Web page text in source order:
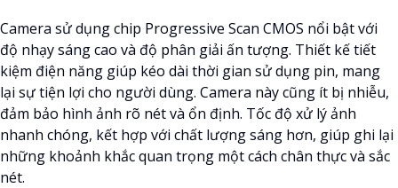
mọi lúc mọi nơi thông qua ứng dụng di động.
Camera sử dụng chip Progressive Scan CMOS nổi bật với
độ nhạy sáng cao và độ phân giải ấn tượng. Thiết kế tiết
kiệm điện năng giúp kéo dài thời gian sử dụng pin, mang
lại sự tiện lợi cho người dùng. Camera này cũng ít bị nhiễu,
đảm bảo hình ảnh rõ nét và ổn định. Tốc độ xử lý ảnh
nhanh chóng, kết hợp với chất lượng sáng hơn, giúp ghi lại
những khoảnh khắc quan trọng một cách chân thực và sắc
nét.